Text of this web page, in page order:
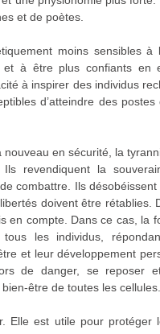
et de poètes.
moins sensibles
à être plus confiants en
à inspirer des individus
d’atteindre des postes
nouveau en sécurité, la
Ils revendiquent la
combattre. Ils
doivent être rétablies.
en compte. Dans ce cas, la
les individus,
et leur développement
de danger, se reposer
être de toutes les cellules.
Elle est utile pour protéger